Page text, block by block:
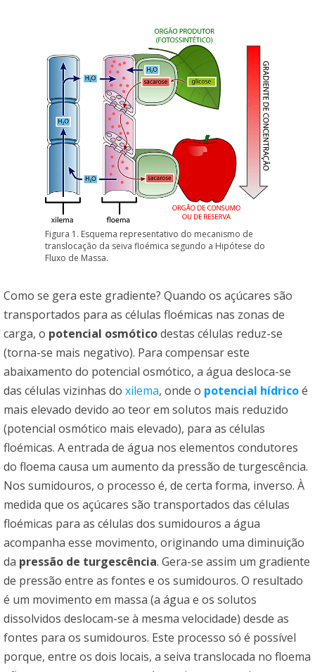
Figura 1. Esquema representativo do mecanismo de
translocação da seiva floémica segundo a Hipótese do
Fluxo de Massa.
Como se gera este gradiente? Quando os açúcares são
transportados para as células floémicas nas zonas de
carga, o potencial osmóticodestas células reduz-se
(torna-se mais negativo). Para compensar este
abaixamento do potencial osmótico, a água desloca-se
das células vizinhas do xilema, onde o potencial hídricoé
mais elevado devido ao teor em solutos mais reduzido
(potencial osmótico mais elevado), para as células
floémicas. A entrada de água nos elementos condutores
do floema causa um aumento da pressão de turgescência.
Nos sumidouros, o processo é, de certa forma, inverso. À
medida que os açúcares são transportados das células
floémicas para as células dos sumidouros a água
acompanha esse movimento, originando uma diminuição
da pressão de turgescência. Gera-se assim um gradiente
de pressão entre as fontes e os sumidouros. O resultado
é um movimento em massa (a água e os solutos
dissolvidos deslocam-se à mesma velocidade) desde as
fontes para os sumidouros. Este processo só é possível
porque, entre os dois locais, a seiva translocada no floema